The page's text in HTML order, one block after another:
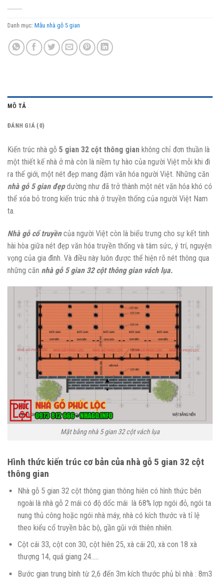
Danh mục: Mẫu nhà gỗ 5 gian
MÔ TẢ
ĐÁNH GIÁ (0)
Kiến trúc nhà gỗ 5 gian 32 cột thông gian không chỉ đơn thuần là
một thiết kế nhà ở mà còn là niềm tự hào của người Việt mỗi khi đi
ra thế giới, một nét đẹp mang đậm văn hóa người Việt. Những căn
nhà gỗ 5 gian đẹpdường như đã trở thành một nét văn hóa khó có
thể xóa bỏ trong kiến trúc nhà ở truyền thống của người Việt Nam
ta.
Nhà gỗ cổ truyềncủa người Việt còn là biểu trưng cho sự kết tinh
hài hòa giữa nét đẹp văn hóa truyền thống và tâm sức, ý trí, nguyện
vọng của gia đình. Và điều này luôn được thể hiện rõ nét thông qua
những căn nhà gỗ 5 gian 32 cột thông gian vách lụa.
Mặt bằng nhà 5 gian 32 cột vách lụa
Hình thức kiến trúc cơ bản của nhà gỗ 5 gian 32 cột
thông gian
Nhà gỗ 5 gian 32 cột thông gian thông hiên có hình thức bên
ngoài là nhà gỗ 2 mái có độ dốc mái là 68% lợp ngói đỏ, ngói ta
nung thủ công hoặc ngói nhà máy, nhà có kích thước và tỉ lệ
theo kiểu cổ truyền bắc bộ, gần gũi với thiên nhiên.
Cột cái 33, cột con 30, cột hiên 25, xà cái 20, xà con 18 xà
thượng 14, quá giang 24…..
Bước gian trung bình từ 2,6 đến 3m kích thước phủ bì nhà : 8m3